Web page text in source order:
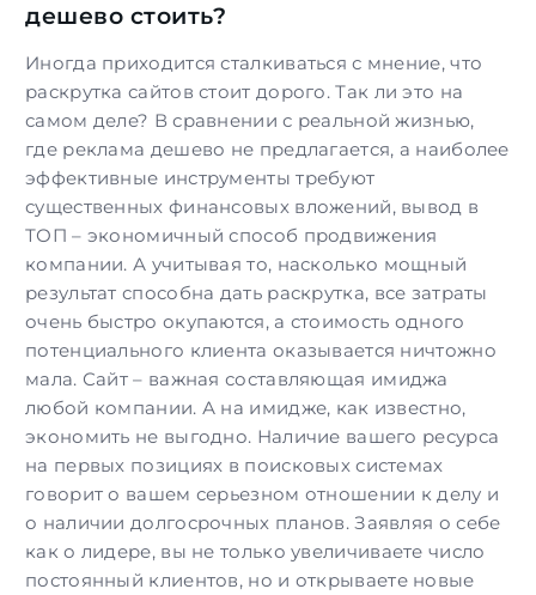
дешево стоить?
Иногда приходится сталкиваться с мнение, что
раскрутка сайтов стоит дорого. Так ли это на
самом деле? В сравнении с реальной жизнью,
где реклама дешево не предлагается, а наиболее
эффективные инструменты требуют
существенных финансовых вложений, вывод в
ТОП – экономичный способ продвижения
компании. А учитывая то, насколько мощный
результат способна дать раскрутка, все затраты
очень быстро окупаются, а стоимость одного
потенциального клиента оказывается ничтожно
мала. Сайт – важная составляющая имиджа
любой компании. А на имидже, как известно,
экономить не выгодно. Наличие вашего ресурса
на первых позициях в поисковых системах
говорит о вашем серьезном отношении к делу и
о наличии долгосрочных планов. Заявляя о себе
как о лидере, вы не только увеличиваете число
постоянный клиентов, но и открываете новые